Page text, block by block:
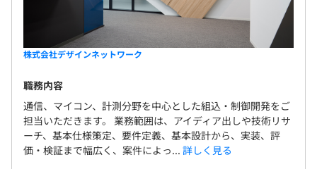
株式会社デザインネットワーク
職務内容
通信、マイコン、計測分野を中心とした組込・制御開発をご
担当いただきます。 業務範囲は、アイディア出しや技術リサ
ーチ、基本仕様策定、要件定義、基本設計から、実装、評
価・検証まで幅広く、案件によっ... 詳しく見る